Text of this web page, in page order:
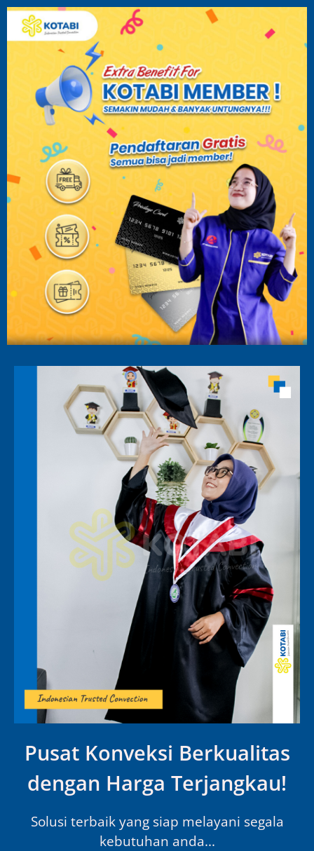
Pusat Konveksi Berkualitas
dengan Harga Terjangkau!
Solusi terbaik yang siap melayani segala
kebutuhan anda...